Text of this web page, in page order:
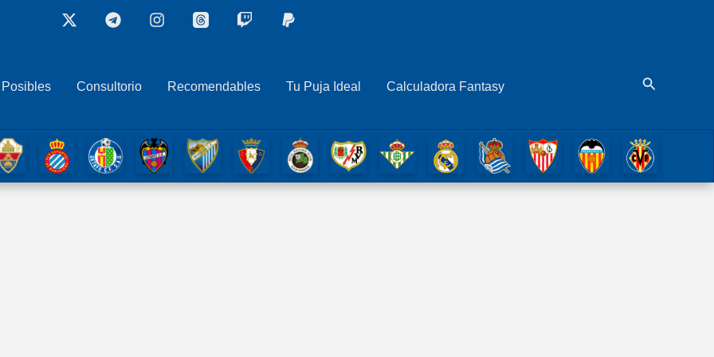
Consultorio Recomendables Tu Puja Ideal Calculadora Fantasy Buscar